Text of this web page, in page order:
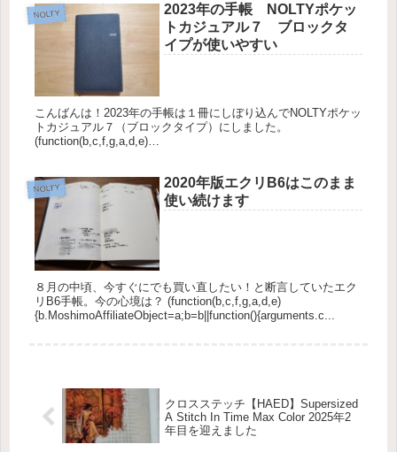
NOLTY
2023年の手帳 NOLTYポケッ
トカジュアル７ ブロックタ
イプが使いやすい
こんばんは！2023年の手帳は１冊にしぼり込んでNOLTYポケッ
トカジュアル７（ブロックタイプ）にしました。
(function(b,c,f,g,a,d,e)
NOLTY
2020年版エクリB6はこのまま
使い続けます
８月の中頃、今すぐにでも買い直したい！と断言していたエク
リB6手帳。今の心境は？ (function(b,c,f,g,a,d,e)
{b.MoshimoAffiliateObject=a;b=b||function(){arguments.c...
クロスステッチ【HAED】Supersized
A Stitch In Time Max Color 2025年2
年目を迎えました